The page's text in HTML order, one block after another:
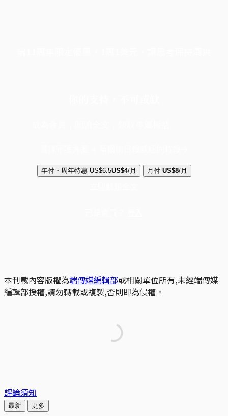
年付・周年特惠 US$6.5US$4/月 月付 US$8/月
本刊載內容版權為端傳媒編輯部或相關單位所有,未經端傳媒
編輯部授權,請勿轉載或複製,否則即為侵權。
評論須知
最新 更多